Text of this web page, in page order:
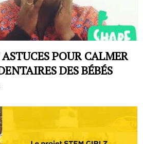
POUR CALMER
DES BÉBÉS